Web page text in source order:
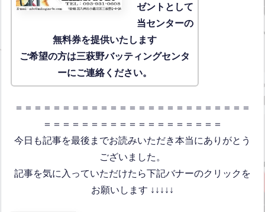
ゼントとして
当センターの
無料券を提供いたします
ご希望の方は三萩野バッティングセンタ
ーにご連絡ください。
＝＝＝＝＝＝＝＝＝＝＝＝＝＝＝＝＝＝＝＝＝＝＝＝＝
＝＝＝＝＝＝＝＝＝＝＝＝＝＝＝＝＝＝＝
今日も記事を最後までお読みいただき本当にありがとう
ございました。
記事を気に入っていただけたら下記バナーのクリックを
お願いします ↓↓↓↓↓